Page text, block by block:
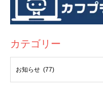
カテゴリー